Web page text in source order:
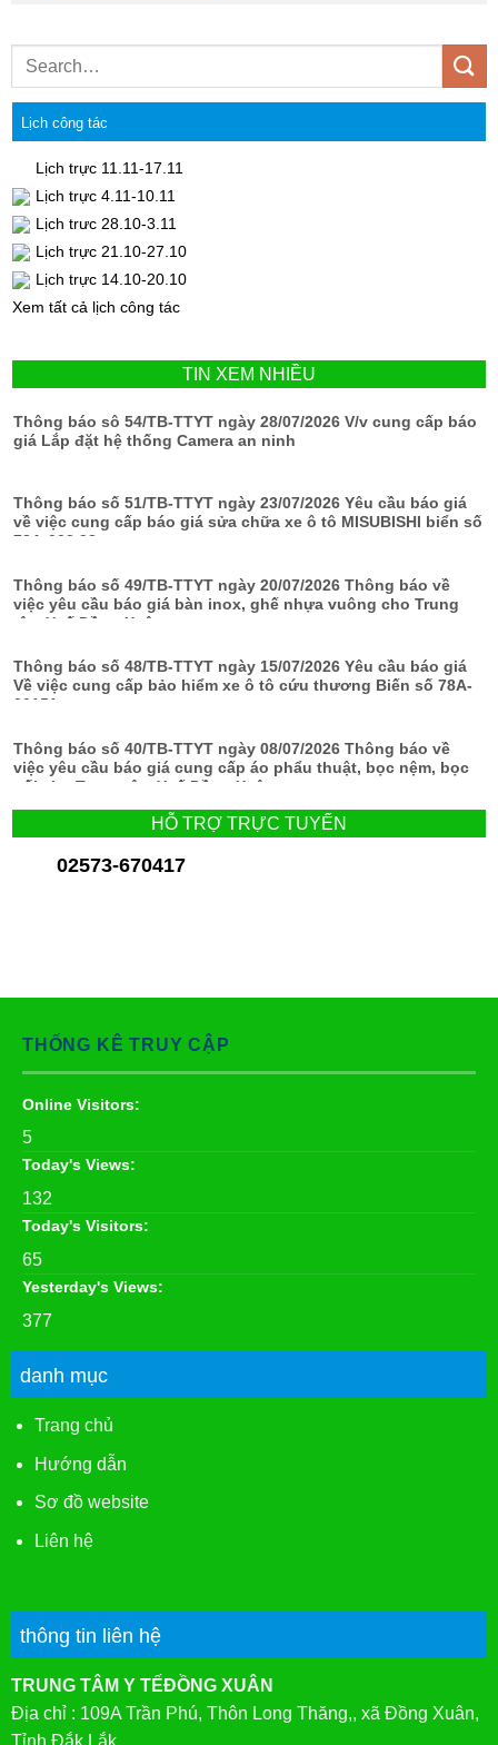
Lịch công tác
Lịch trực 11.11-17.11
Lịch trực 4.11-10.11
Lịch trưc 28.10-3.11
Lịch trực 21.10-27.10
Lịch trực 14.10-20.10
Xem tất cả lịch công tác
TIN XEM NHIỀU
Thông báo sô 54/TB-TTYT ngày 28/07/2026 V/v cung cấp báo
giá Lắp đặt hệ thống Camera an ninh
Thông báo số 51/TB-TTYT ngày 23/07/2026 Yêu cầu báo giá
về việc cung cấp báo giá sửa chữa xe ô tô MISUBISHI biển số
78A-002.98
Thông báo số 49/TB-TTYT ngày 20/07/2026 Thông báo về
việc yêu cầu báo giá bàn inox, ghế nhựa vuông cho Trung
tâm Y tế Đồng Xuân
Thông báo số 48/TB-TTYT ngày 15/07/2026 Yêu cầu báo giá
Về việc cung cấp bảo hiểm xe ô tô cứu thương Biến số 78A-
00151
Thông báo số 40/TB-TTYT ngày 08/07/2026 Thông báo về
việc yêu cầu báo giá cung cấp áo phẩu thuật, bọc nệm, bọc
gối cho Trung tâm Y tế Đồng Xuân
HỖ TRỢ TRỰC TUYẾN
02573-670417
THỐNG KÊ TRUY CẬP
Online Visitors:
5
Today's Views:
132
Today's Visitors:
65
Yesterday's Views:
377
danh mục
Trang chủ
Hướng dẫn
Sơ đồ website
Liên hệ
thông tin liên hệ
TRUNG TÂM Y TẾĐỒNG XUÂN
Địa chỉ : 109A Trần Phú, Thôn Long Thăng,, xã Đồng Xuân,
Tỉnh Đắk Lắk